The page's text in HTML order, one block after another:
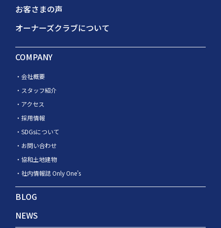
お客さまの声
オーナーズクラブについて
COMPANY
会社概要
スタッフ紹介
アクセス
採用情報
SDGsについて
お問い合わせ
協和土地建物
社内情報誌 Only One’s
BLOG
NEWS